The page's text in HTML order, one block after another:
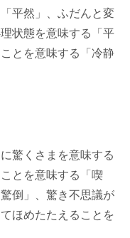
平然」、ふだんと変
状態を意味する「平
とを意味する「冷静
驚くさまを意味する
とを意味する「喫
倒」、驚き不思議が
ほめたたえることを